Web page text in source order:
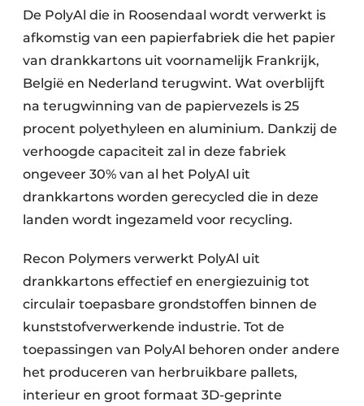
Papierafval
Textielrecyclage
De PolyAl die in Roosendaal wordt verwerkt is
afkomstig van een papierfabriek die het papier
van drankkartons uit voornamelijk Frankrijk,
België en Nederland terugwint. Wat overblijft
na terugwinning van de papiervezels is 25
procent polyethyleen en aluminium. Dankzij de
verhoogde capaciteit zal in deze fabriek
ongeveer 30% van al het PolyAl uit
drankkartons worden gerecycled die in deze
landen wordt ingezameld voor recycling.
Recon Polymers verwerkt PolyAl uit
drankkartons effectief en energiezuinig tot
circulair toepasbare grondstoffen binnen de
kunststofverwerkende industrie. Tot de
toepassingen van PolyAl behoren onder andere
het produceren van herbruikbare pallets,
interieur en groot formaat 3D-geprinte